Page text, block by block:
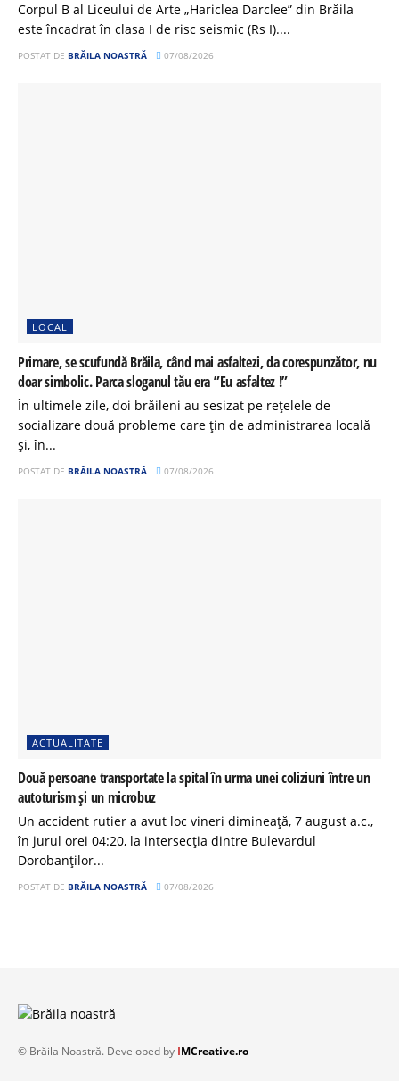
Corpul B al Liceului de Arte „Hariclea Darclee” din Brăila
este încadrat în clasa I de risc seismic (Rs I)....
POSTAT DE BRĂILA NOASTRĂ 07/08/2026
LOCAL
Primare, se scufundă Brăila, când mai asfaltezi, da corespunzător, nu
doar simbolic. Parca sloganul tău era ”Eu asfaltez !”
În ultimele zile, doi brăileni au sesizat pe rețelele de
socializare două probleme care țin de administrarea locală
și, în...
POSTAT DE BRĂILA NOASTRĂ 07/08/2026
ACTUALITATE
Două persoane transportate la spital în urma unei coliziuni între un
autoturism și un microbuz
Un accident rutier a avut loc vineri dimineață, 7 august a.c.,
în jurul orei 04:20, la intersecția dintre Bulevardul
Dorobanților...
POSTAT DE BRĂILA NOASTRĂ 07/08/2026
© Brăila Noastră. Developed by IMCreative.ro